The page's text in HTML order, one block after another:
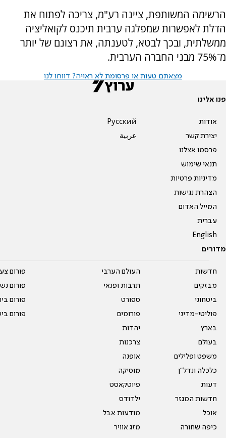
הרשימה המשותפת, ציינה רע"מ, צריכה לפתוח את
הדלת לאפשרות שמפלגה ערבית תיכנס לקואליציה
ממשלתית, ובכך לבטא, לטענתה, את רצונם של יותר
מ־75% מבני החברה הערבית.
מצאתם טעות או פרסומת לא ראויה? דווחו לנו
פנו אלינו
אודות
יצירת קשר
פרסמו אצלנו
תנאי שימוש
מדיניות פרטיות
הצהרת נגישות
המייל האדום
עברית
English
Pусский
عربية
מדורים
חדשות
מבזקים
ביטחוני
פוליטי-מדיני
בארץ
בעולם
משפט ופלילים
כלכלה ונדל"ן
דעות
חדשות המגזר
אוכל
כיפה שחורה
העולם הערבי
תרבות ופנאי
ספורט
פורומים
יהדות
צרכנות
אופנה
מוסיקה
פיוטקאסט
ילדודס
מודעות אבל
מזג אוויר
פורום
פורום
פורום
פורום